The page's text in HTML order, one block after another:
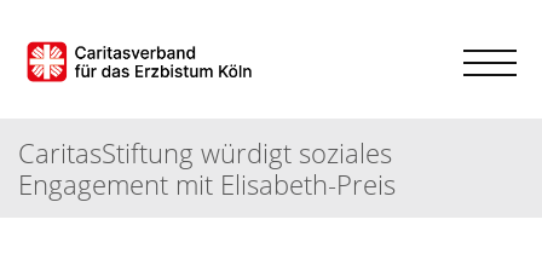
CaritasStiftung würdigt soziales
Engagement mit Elisabeth-Preis